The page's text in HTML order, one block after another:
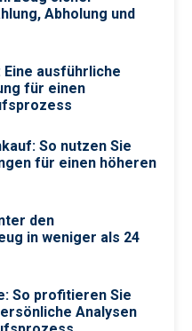
Abholung und
ausführliche
für einen
So nutzen Sie
für einen höheren
den
in weniger als 24
So profitieren Sie
Analysen